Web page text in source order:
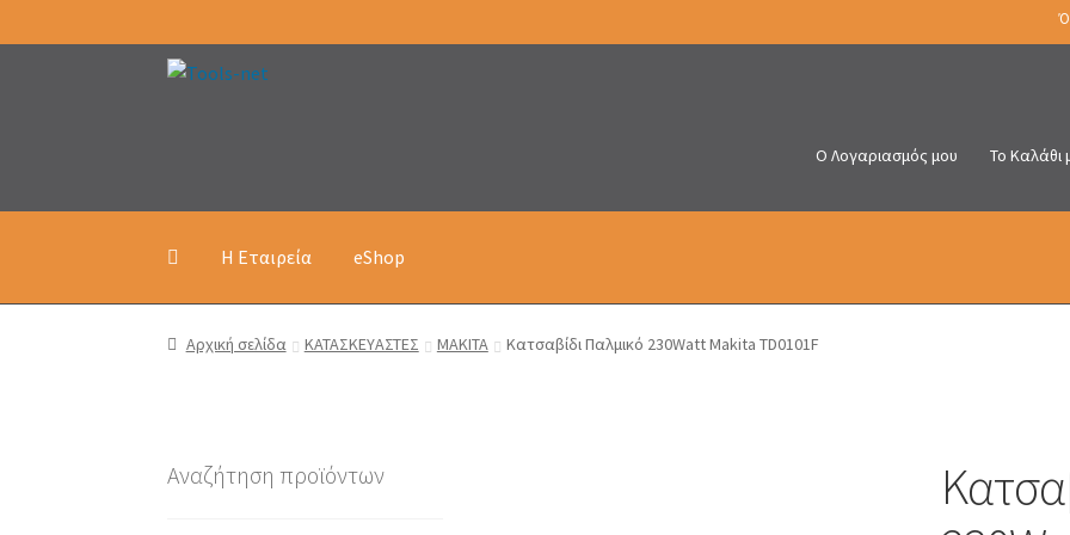
Ο Λογαριασμός μου Το Καλάθι
Η Εταιρεία eShop
Αρχική σελίδα ΚΑΤΑΣΚΕΥΑΣΤΕΣ MAKITA Κατσαβίδι Παλμικό 230Watt Makita TD0101F
Αναζήτηση προϊόντων